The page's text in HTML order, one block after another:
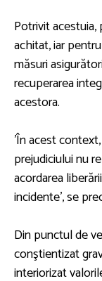
Potrivit
achitat, iar
măsuri
recuperarea
acestora.
'În acest
prejudiciului nu
acordarea
incidente', se
Din punctul de
conştientizat
interiorizat